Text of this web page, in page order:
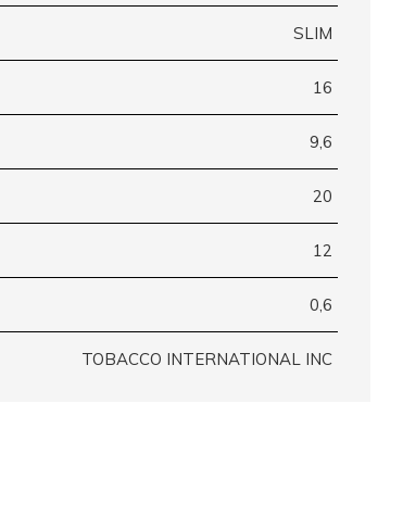
SLIM
16
9,6
20
12
0,6
TOBACCO INTERNATIONAL INC